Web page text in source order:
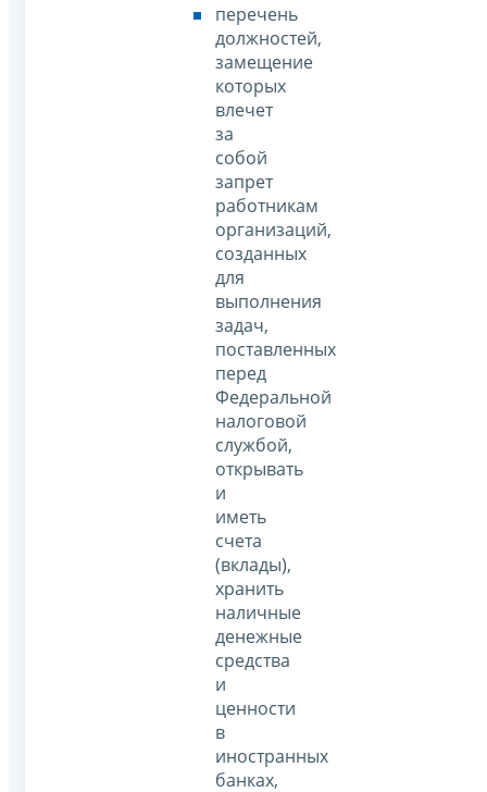
перечень
должностей,
замещение
которых
влечет
за
собой
запрет
работникам
организаций,
созданных
для
выполнения
задач,
поставленных
перед
Федеральной
налоговой
службой,
открывать
и
иметь
счета
(вклады),
хранить
наличные
денежные
средства
и
ценности
в
иностранных
банках,